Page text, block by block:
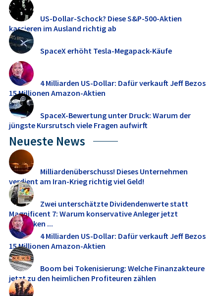
US-Dollar-Schock? Diese S&P-500-Aktien
kassieren im Ausland richtig ab
SpaceX erhöht Tesla-Megapack-Käufe
4 Milliarden US-Dollar: Dafür verkauft Jeff Bezos
15 Millionen Amazon-Aktien
SpaceX-Bewertung unter Druck: Warum der
jüngste Kursrutsch viele Fragen aufwirft
Neueste News
Milliardenüberschuss! Dieses Unternehmen
verdient am Iran-Krieg richtig viel Geld!
Zwei unterschätzte Dividendenwerte statt
Magnificent 7: Warum konservative Anleger jetzt
umdenken ...
4 Milliarden US-Dollar: Dafür verkauft Jeff Bezos
15 Millionen Amazon-Aktien
Boom bei Tokenisierung: Welche Finanzakteure
jetzt zu den heimlichen Profiteuren zählen